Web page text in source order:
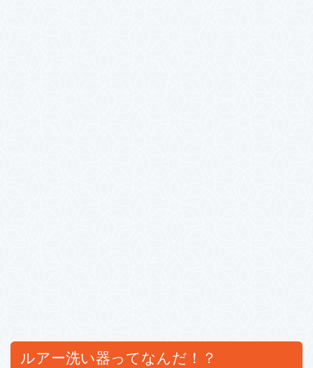
ルアー洗い器ってなんだ！？